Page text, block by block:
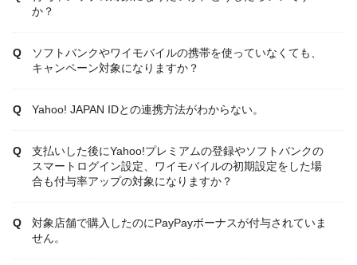
か？
ソフトバンクやワイモバイルの携帯を使っていなくても、
キャンペーン対象になりますか？
Yahoo! JAPAN IDとの連携方法がわからない。
支払いした後にYahoo!プレミアムの登録やソフトバンクの
スマートログイン設定、ワイモバイルの初期設定をした場
合も付与率アップの対象になりますか？
対象店舗で購入したのにPayPayボーナスが付与されていま
せん。